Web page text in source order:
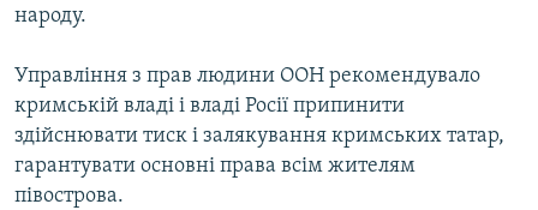
народу.
Управління з прав людини ООН рекомендувало
кримській владі і владі Росії припинити
здійснювати тиск і залякування кримських татар,
гарантувати основні права всім жителям
півострова.